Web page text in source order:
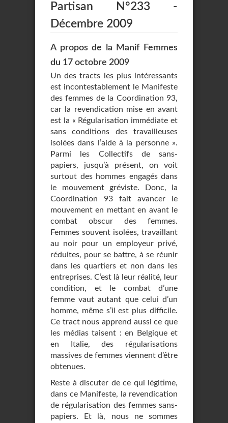
Partisan N°233 -
Décembre 2009
A propos de la Manif Femmes
du 17 octobre 2009
Un des tracts les plus intéressants
est incontestablement le Manifeste
des femmes de la Coordination 93,
car la revendication mise en avant
est la « Régularisation immédiate et
sans conditions des travailleuses
isolées dans l’aide à la personne ».
Parmi les Collectifs de sans-
papiers, jusqu’à présent, on voit
surtout des hommes engagés dans
le mouvement gréviste. Donc, la
Coordination 93 fait avancer le
mouvement en mettant en avant le
combat obscur des femmes.
Femmes souvent isolées, travaillant
au noir pour un employeur privé,
réduites, pour se battre, à se réunir
dans les quartiers et non dans les
entreprises. C’est là leur réalité, leur
condition, et le combat d’une
femme vaut autant que celui d’un
homme, même s’il est plus difficile.
Ce tract nous apprend aussi ce que
les médias taisent : en Belgique et
en Italie, des régularisations
massives de femmes viennent d’être
obtenues.
Reste à discuter de ce qui légitime,
dans ce Manifeste, la revendication
de régularisation des femmes sans-
papiers. Et là, nous ne sommes